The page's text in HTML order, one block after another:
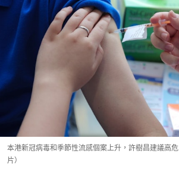
本港新冠病毒和季節性流感個案上升，許樹昌建議高
片）